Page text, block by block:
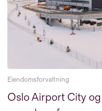
Eiendomsforvaltning
Oslo Airport City